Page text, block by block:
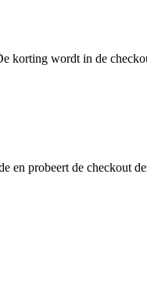
korting wordt in de
probeert de checkout